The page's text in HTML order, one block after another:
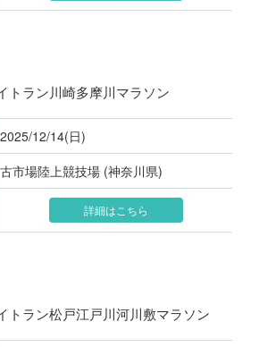
トラン川崎多摩川マラソン
2025/12/14(日)
古市場陸上競技場 (神奈川県)
詳細はこちら
トラン松戸江戸川河川敷マラソン